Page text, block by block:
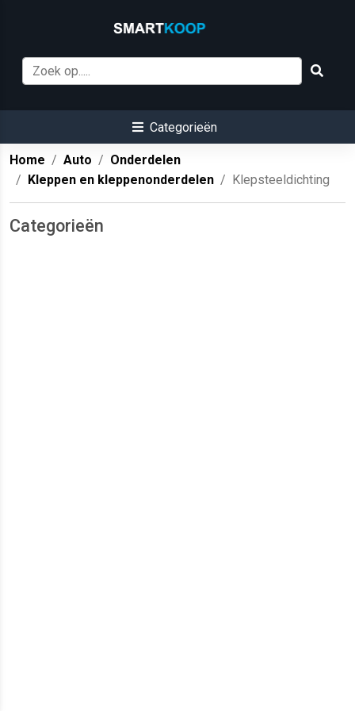
Categorieën
Home Auto
Onderdelen
Kleppen en kleppenonderdelen
Klepsteeldichting
Categorieën